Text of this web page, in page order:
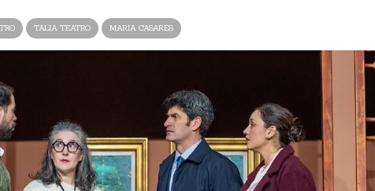
TALIA TEATRO MARIA CASARES